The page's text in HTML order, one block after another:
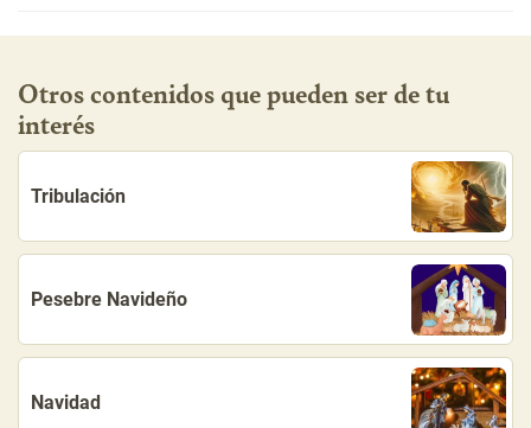
Otros contenidos que pueden ser de tu
interés
Tribulación
Pesebre Navideño
Navidad